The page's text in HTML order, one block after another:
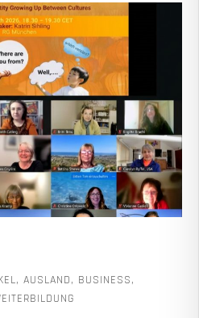
, AUSLAND, BUSINESS,